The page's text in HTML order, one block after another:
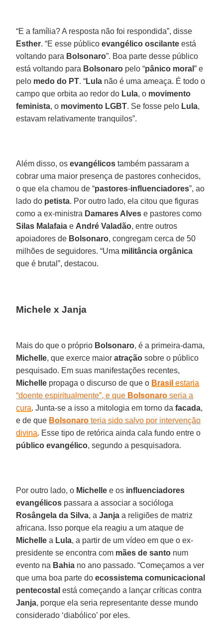
“E a família? A resposta não foi respondida”, disse
Esther. “E esse públicoevangélico oscilante está
voltando para Bolsonaro”. Boa parte desse público
está voltando para Bolsonaro pelo “pânico moral” e
pelo medo do PT. “Lula não é uma ameaça. É todo o
campo que orbita ao redor do Lula, o movimento
feminista, o movimento LGBT. Se fosse pelo Lula,
estavam relativamente tranquilos”.
Além disso, osevangélicos também passaram a
cobrar uma maior presença de pastores conhecidos,
o que ela chamou de “pastores-influenciadores”, ao
lado do petista. Por outro lado, ela citou que figuras
como a ex-ministra Damares Alves e pastores como
Silas Malafaia e André Valadão, entre outros
apoiadores de Bolsonaro, congregam cerca de 50
milhões de seguidores. “Uma militância orgânica
que é brutal”, destacou.
Michele x Janja
Mais do que o próprio Bolsonaro, é a primeira-dama,
Michelle, que exerce maioratração sobre o público
pesquisado. Em suas manifestações recentes,
Michelle propaga o discurso de que o Brasil estaria
“doente espiritualmente”, e que Bolsonaro seria a
cura. Junta-se a isso a mitologia em torno dafacada,
e de que Bolsonaro teria sido salvo por intervenção
divina. Esse tipo de retórica ainda cala fundo entre o
público evangélico, segundo a pesquisadora.
Por outro lado, o Michelle e os influenciadores
evangélicos passara a associar a socióloga
Rosângela da Silva, aJanja a religiões de matriz
africana. Isso porque ela reagiu a um ataque de
Michelle a Lula, a partir de um vídeo em que o ex-
presidente se encontra com mães de santo num
evento na Bahia no ano passado. “Começamos a ver
que uma boa parte do ecossistema comunicacional
pentecostal está começando a lançar críticas contra
Janja, porque ela seria representante desse mundo
considerado ‘diabólico’ por eles.